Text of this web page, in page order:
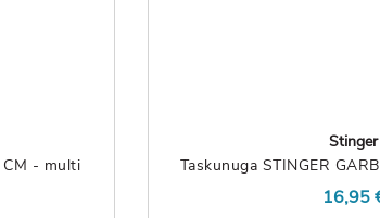
CM - multi
Stinger
Taskunuga STINGER
16,95